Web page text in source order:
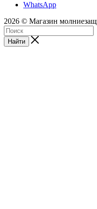
WhatsApp
2026 © Магазин
Найти